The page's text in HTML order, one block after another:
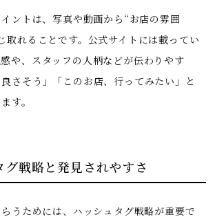
ントは、写真や動画から“お店の雰囲
取れることです。公式サイトには載ってい
や、スタッフの人柄などが伝わりやす
さそう」「このお店、行ってみたい」と
す。
グ戦略と発見されやすさ
うためには、ハッシュタグ戦略が重要で